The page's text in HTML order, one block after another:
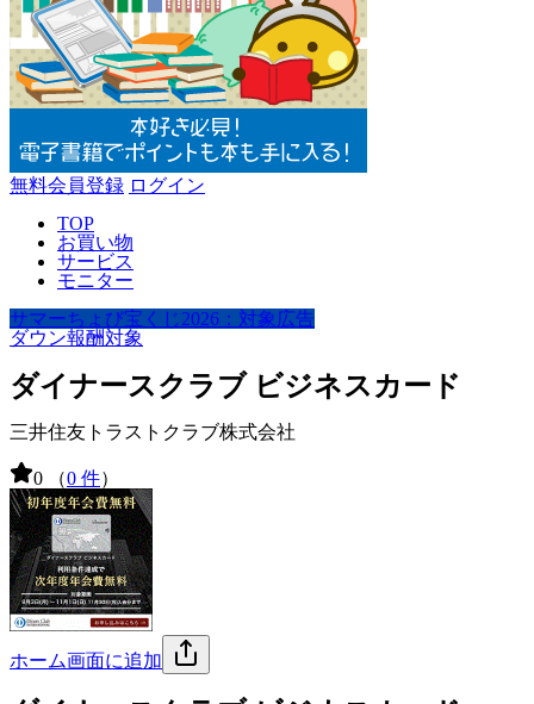
無料会員登録 ログイン
TOP
お買い物
サービス
モニター
サマーちょび宝くじ2026：対象広告
ダウン報酬対象
ダイナースクラブ ビジネスカード
三井住友トラストクラブ株式会社
0 （0 件）
ホーム画面に追加